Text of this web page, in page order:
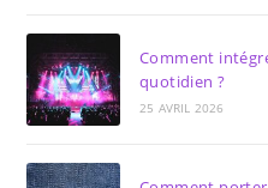
Comment
quotidien ?
25 AVRIL 2026